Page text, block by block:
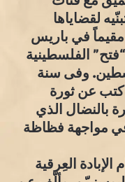
لقضاياها
مقيماً في باريس
الفلسطينية
وفى سنة
كتب عن ثورة
بالنضال الذي
مواجهة فظاظة
العِرقية